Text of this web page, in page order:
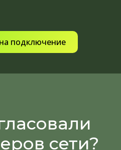
подключение
сети?